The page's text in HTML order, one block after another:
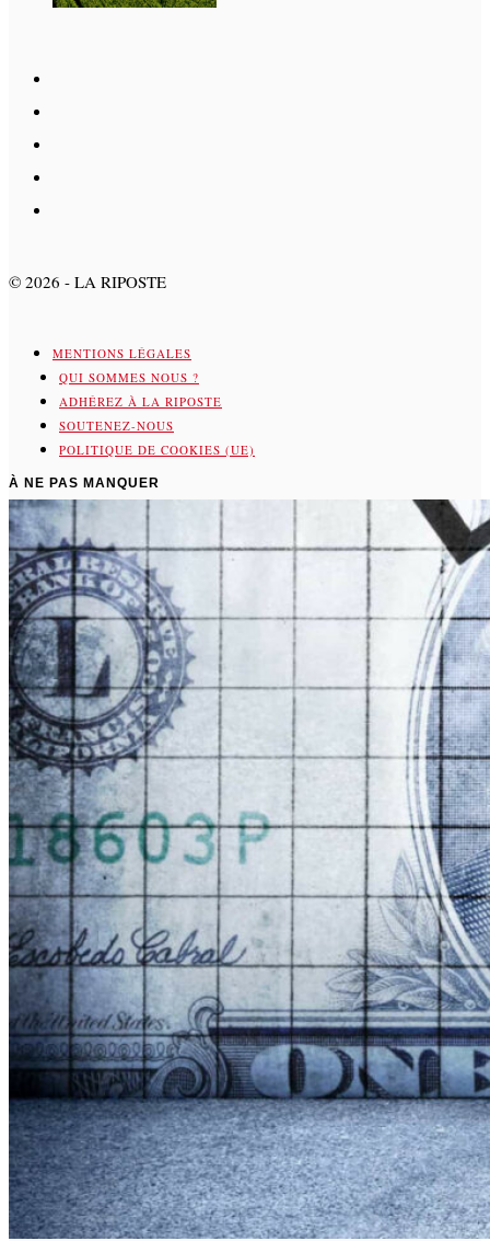
© 2026 - LA RIPOSTE
MENTIONS LÉGALES
QUI SOMMES NOUS ?
ADHÉREZ À LA RIPOSTE
SOUTENEZ-NOUS
POLITIQUE DE COOKIES (UE)
À NE PAS MANQUER